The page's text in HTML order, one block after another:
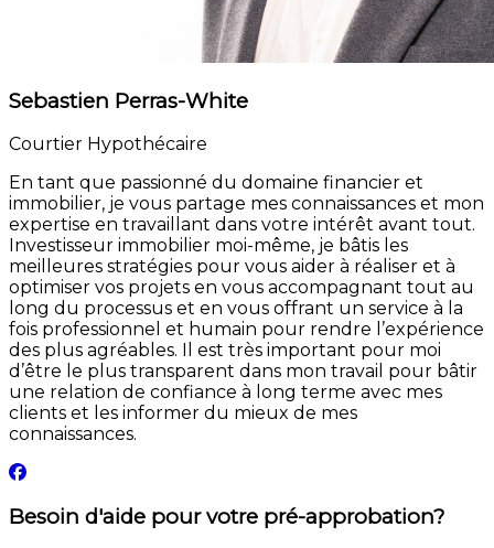
Sebastien Perras-White
Courtier Hypothécaire
En tant que passionné du domaine financier et
immobilier, je vous partage mes connaissances et mon
expertise en travaillant dans votre intérêt avant tout.
Investisseur immobilier moi-même, je bâtis les
meilleures stratégies pour vous aider à réaliser et à
optimiser vos projets en vous accompagnant tout au
long du processus et en vous offrant un service à la
fois professionnel et humain pour rendre l’expérience
des plus agréables. Il est très important pour moi
d’être le plus transparent dans mon travail pour bâtir
une relation de confiance à long terme avec mes
clients et les informer du mieux de mes
connaissances.
Besoin d'aide pour votre pré-approbation?